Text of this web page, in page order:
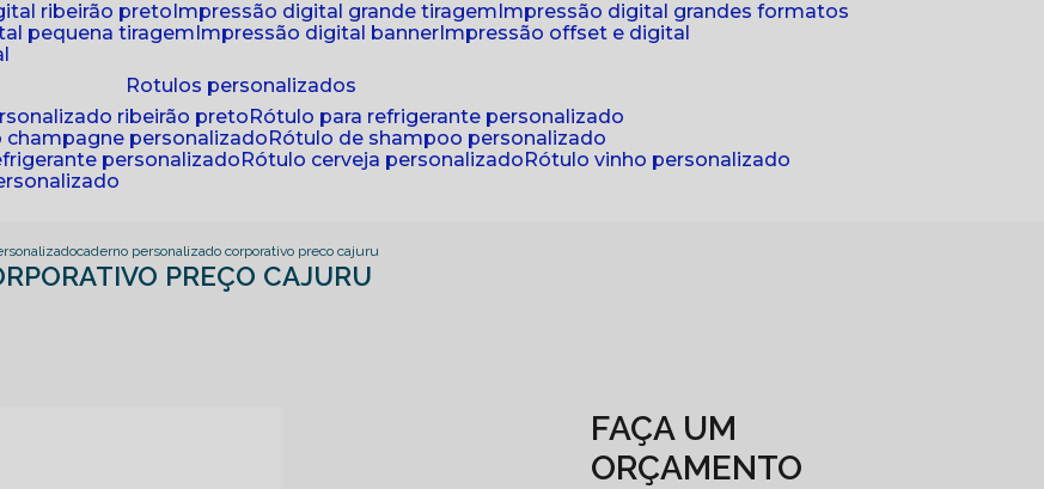
ribeirão preto impressão digital grande tiragem impressão digital grandes formatos
pequena tiragem impressão digital banner impressão offset e digital
rotulos personalizados
ribeirão preto
rótulo para refrigerante personalizado
champagne personalizado
rótulo de shampoo personalizado
personalizado rótulo cerveja personalizado
rótulo vinho personalizado
caderno personalizado corporativo preco cajuru
PREÇO CAJURU
FAÇA UM
ORÇAMENTO